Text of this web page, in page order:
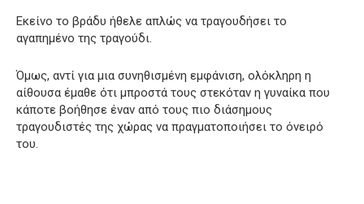
Εκείνο το βράδυ ήθελε απλώς να τραγουδήσει το
αγαπημένο της τραγούδι.
Όμως, αντί για μια συνηθισμένη εμφάνιση, ολόκληρη η
αίθουσα έμαθε ότι μπροστά τους στεκόταν η γυναίκα που
κάποτε βοήθησε έναν από τους πιο διάσημους
τραγουδιστές της χώρας να πραγματοποιήσει το όνειρό
του.